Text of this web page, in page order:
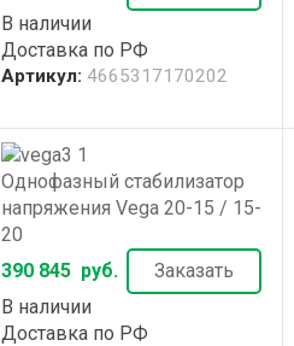
В наличии
Доставка по РФ
Артикул: 4665317170202
Однофазный стабилизатор
напряжения Vega 20-15 / 15-
20
390 845 руб.
Заказать
В наличии
Доставка по РФ